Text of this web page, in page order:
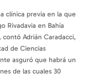
clínica previa en la que
Rivadavia en Bahía
contó Adrián Caradacci,
de Ciencias
asguró que habrá un
de las cuales 30